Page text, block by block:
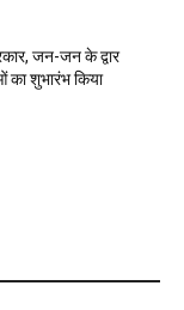
जन-जन के द्वार
का शुभारंभ किया